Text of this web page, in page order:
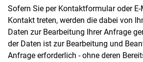
Sofern Sie per Kontaktformular oder
Kontakt treten, werden die dabei von
Daten zur Bearbeitung Ihrer Anfrage
der Daten ist zur Bearbeitung und
Anfrage erforderlich - ohne deren